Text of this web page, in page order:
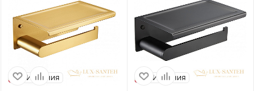
Испания Испания